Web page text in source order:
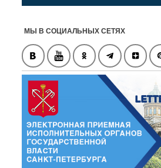
МЫ В СОЦИАЛЬНЫХ СЕТЯХ